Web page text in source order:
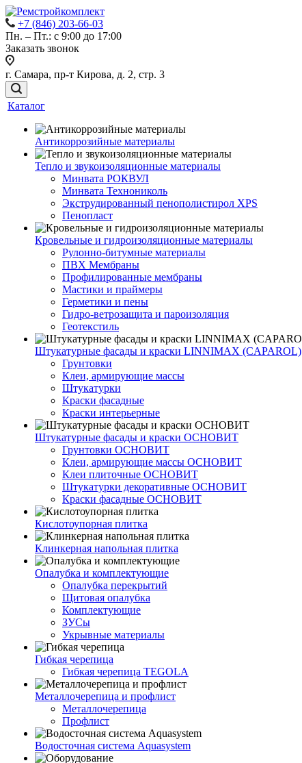
+7 (846) 203-66-03
Пн. – Пт.: с 9:00 до 17:00
Заказать звонок
г. Самара, пр-т Кирова, д. 2, стр. 3
Каталог
Антикоррозийные материалы
Тепло и звукоизоляционные материалы
Минвата РОКВУЛ
Минвата Технониколь
Экструдированный пенополистирол XPS
Пенопласт
Кровельные и гидроизоляционные материалы
Рулонно-битумные материалы
ПВХ Мембраны
Профилированные мембраны
Мастики и праймеры
Герметики и пены
Гидро-ветрозащита и пароизоляция
Геотекстиль
Штукатурные фасады и краски LINNIMAX (CAPAROL)
Грунтовки
Клеи, армирующие массы
Штукатурки
Краски фасадные
Краски интерьерные
Штукатурные фасады и краски ОСНОВИТ
Грунтовки ОСНОВИТ
Клеи, армирующие массы ОСНОВИТ
Клеи плиточные ОСНОВИТ
Штукатурки декоративные ОСНОВИТ
Краски фасадные ОСНОВИТ
Кислотоупорная плитка
Клинкерная напольная плитка
Опалубка и комплектующие
Опалубка перекрытий
Щитовая опалубка
Комплектующие
ЗУСы
Укрывные материалы
Гибкая черепица
Гибкая черепица TEGOLA
Металлочерепица и профлист
Металлочерепица
Профлист
Водосточная система Aquasystem